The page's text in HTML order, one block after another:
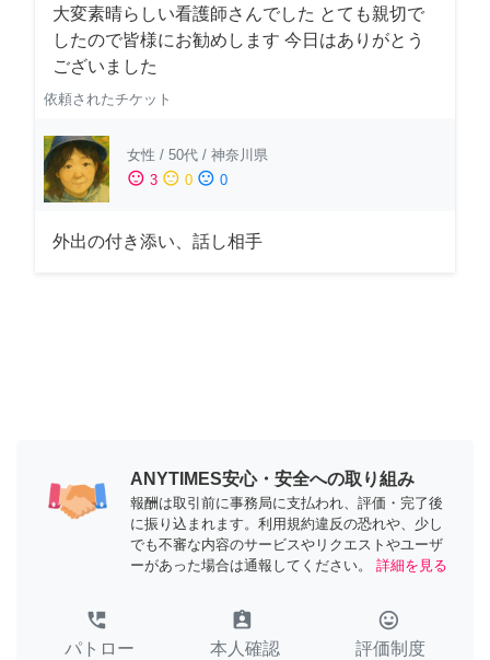
大変素晴らしい看護師さんでした とても親切で
したので皆様にお勧めします 今日はありがとう
ございました
依頼されたチケット
女性 / 50代 / 神奈川県
sentiment_satisfied 3 sentiment_neutral 0 sentiment_dissatisfied 0
外出の付き添い、話し相手
ANYTIMES安心・安全への取り組み
報酬は取引前に事務局に支払われ、評価・完了後
に振り込まれます。利用規約違反の恐れや、少し
でも不審な内容のサービスやリクエストやユーザ
ーがあった場合は通報してください。
詳細を見る
perm_phone_msg
パトロー
assignment_ind
本人確認
tag_faces
評価制度